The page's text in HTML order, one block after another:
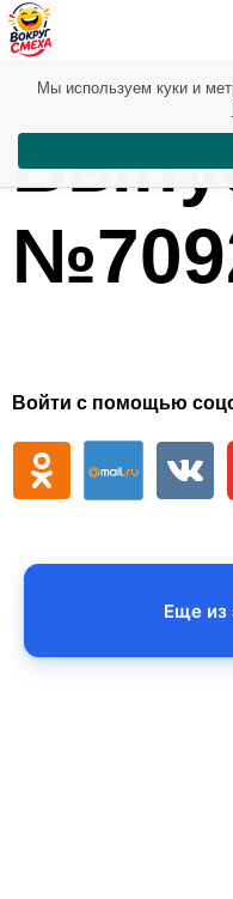
Войти с помощью
Еще из
Мы используем куки и